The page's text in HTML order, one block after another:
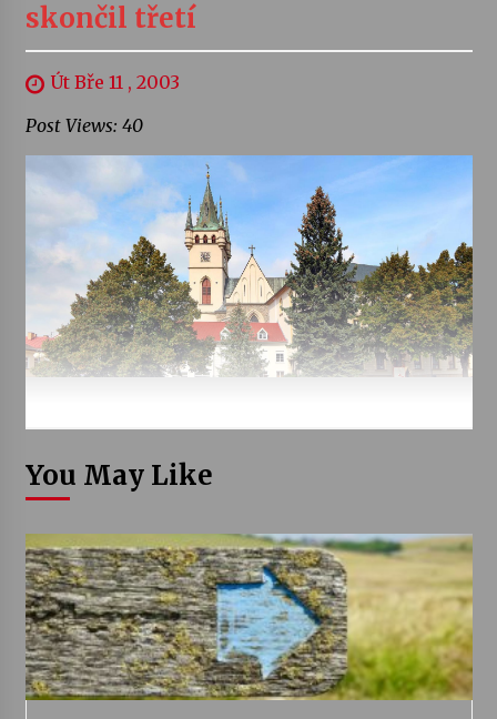
skončil třetí
Út Bře 11 , 2003
Post Views: 40
You May Like